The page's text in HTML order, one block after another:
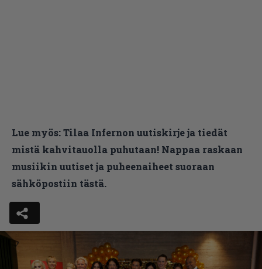
Lue myös:Tilaa Infernon uutiskirje ja tiedät
mistä kahvitauolla puhutaan! Nappaa raskaan
musiikin uutiset ja puheenaiheet suoraan
sähköpostiin tästä.